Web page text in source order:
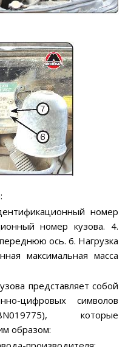
номер
номер кузова. 4.
ось. 6. Нагрузка
максимальная масса
представляет собой
цифровых символов
которые
образом: